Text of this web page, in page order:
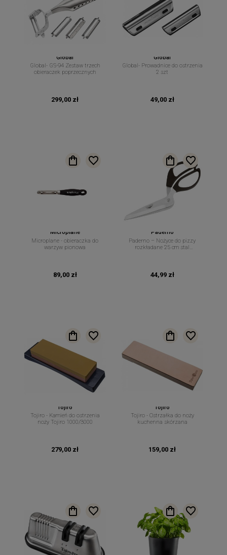
Global
Global- GS-94 Zestaw trzech
obieraczek poprzecznych
299,00 zł
Global
Global- Prowadnice do ostrzenia
2 szt
49,00 zł
Microplane
Microplane - obieraczka do
warzyw pionowa
89,00 zł
Paderno
Paderno – Nożyce do pizzy
rozkładane 25 cm stal
44,99 zł
Tojiro
Tojiro - Kamień do ostrzenia
noży Tojiro 1000/3000
279,00 zł
Tojiro
Tojiro - Ostrzałka do noży
kuchenna skórzana
159,00 zł